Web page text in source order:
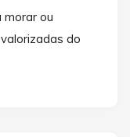
ou
do